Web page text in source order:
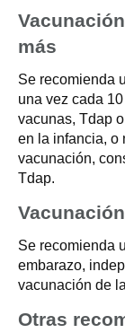
más
Se recomienda
una vez cada
vacunas, Tdap
en la infancia, o
vacunación,
Tdap.
Se recomienda
embarazo,
vacunación de
Otras